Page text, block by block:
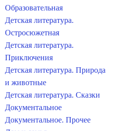
Образовательная
Детская литература.
Остросюжетная
Детская литература.
Приключения
Детская литература. Природа
и животные
Детская литература. Сказки
Документальное
Документальное. Прочее